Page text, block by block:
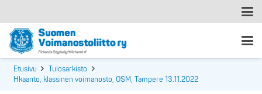
Etusivu
Tulosarkisto
Hkaanto, klassinen voimanosto, OSM, Tampere 13.11.2022